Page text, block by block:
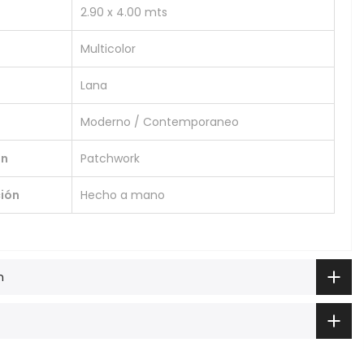
2.90 x 4.00 mts
Multicolor
Lana
Moderno / Contemporaneo
Patchwork
Hecho a mano